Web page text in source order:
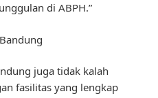
di ABPH.”
juga tidak kalah
fasilitas yang lengkap